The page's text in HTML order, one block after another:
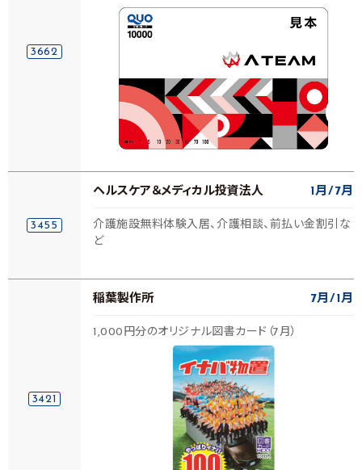
3662
3455
ヘルスケア＆メディカル投資法人 1月 7月
介護施設無料体験入居、介護相談、前払い金割引な
ど
3421
稲葉製作所 7月 1月
1,000円分のオリジナル図書カード（7月）